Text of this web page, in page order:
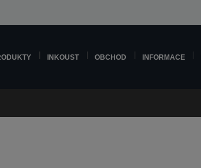
INKOUST OBCHOD INFORMACE